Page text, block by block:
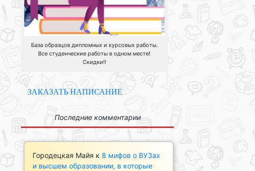
База образцов дипломных и курсовых работы.
Все студенческие работы в одном месте!
Скидки!!
ЗАКАЗАТЬ НАПИСАНИЕ
Последние комментарии
Городецкая Майя к 8 мифов о ВУЗах
и высшем образовании, в которые